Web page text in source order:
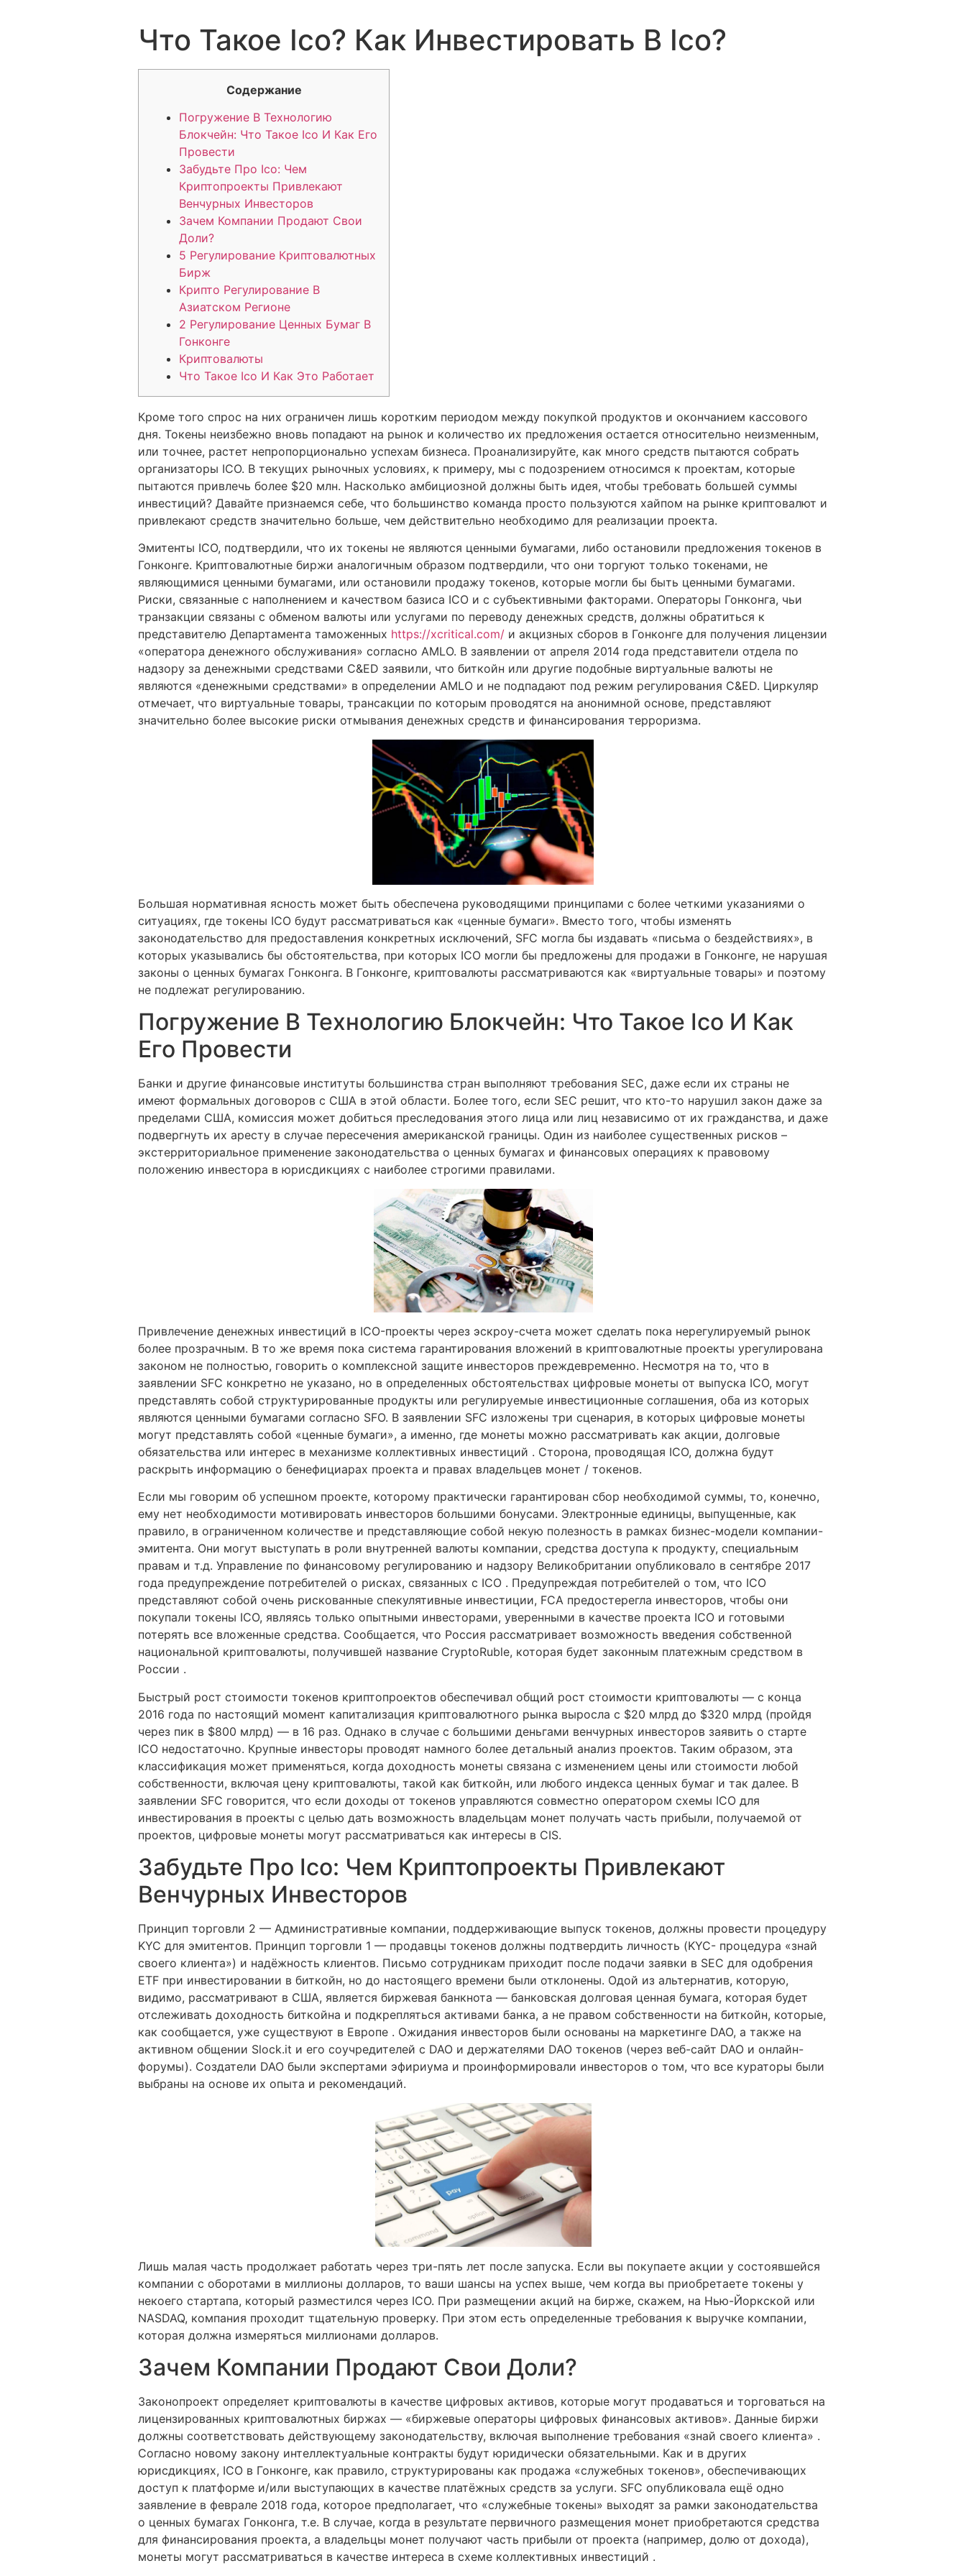
Что Такое Ico? Как Инвестировать В Ico?
Содержание
Погружение В Технологию
Блокчейн: Что Такое Ico И Как Его
Провести
Забудьте Про Ico: Чем
Криптопроекты Привлекают
Венчурных Инвесторов
Зачем Компании Продают Свои
Доли?
5 Регулирование Криптовалютных
Бирж
Крипто Регулирование В
Азиатском Регионе
2 Регулирование Ценных Бумаг В
Гонконге
Криптовалюты
Что Такое Ico И Как Это Работает
Кроме того спрос на них ограничен лишь коротким периодом между покупкой продуктов и окончанием кассового
дня. Токены неизбежно вновь попадают на рынок и количество их предложения остается относительно неизменным,
или точнее, растет непропорционально успехам бизнеса. Проанализируйте, как много средств пытаются собрать
организаторы ICO. В текущих рыночных условиях, к примеру, мы с подозрением относимся к проектам, которые
пытаются привлечь более $20 млн. Насколько амбициозной должны быть идея, чтобы требовать большей суммы
инвестиций? Давайте признаемся себе, что большинство команда просто пользуются хайпом на рынке криптовалют и
привлекают средств значительно больше, чем действительно необходимо для реализации проекта.
Эмитенты ICO, подтвердили, что их токены не являются ценными бумагами, либо остановили предложения токенов в
Гонконге. Криптовалютные биржи аналогичным образом подтвердили, что они торгуют только токенами, не
являющимися ценными бумагами, или остановили продажу токенов, которые могли бы быть ценными бумагами.
Риски, связанные с наполнением и качеством базиса ICO и с субъективными факторами. Операторы Гонконга, чьи
транзакции связаны с обменом валюты или услугами по переводу денежных средств, должны обратиться к
представителю Департамента таможенных https://xcritical.com/ и акцизных сборов в Гонконге для получения лицензии
«оператора денежного обслуживания» согласно AMLO. В заявлении от апреля 2014 года представители отдела по
надзору за денежными средствами C&ED заявили, что биткойн или другие подобные виртуальные валюты не
являются «денежными средствами» в определении AMLO и не подпадают под режим регулирования C&ED. Циркуляр
отмечает, что виртуальные товары, трансакции по которым проводятся на анонимной основе, представляют
значительно более высокие риски отмывания денежных средств и финансирования терроризма.
Большая нормативная ясность может быть обеспечена руководящими принципами с более четкими указаниями о
ситуациях, где токены ICO будут рассматриваться как «ценные бумаги». Вместо того, чтобы изменять
законодательство для предоставления конкретных исключений, SFC могла бы издавать «письма о бездействиях», в
которых указывались бы обстоятельства, при которых ICO могли бы предложены для продажи в Гонконге, не нарушая
законы о ценных бумагах Гонконга. В Гонконге, криптовалюты рассматриваются как «виртуальные товары» и поэтому
не подлежат регулированию.
Погружение В Технологию Блокчейн: Что Такое Ico И Как
Его Провести
Банки и другие финансовые институты большинства стран выполняют требования SEC, даже если их страны не
имеют формальных договоров с США в этой области. Более того, если SEC решит, что кто-то нарушил закон даже за
пределами США, комиссия может добиться преследования этого лица или лиц независимо от их гражданства, и даже
подвергнуть их аресту в случае пересечения американской границы. Один из наиболее существенных рисков –
экстерриториальное применение законодательства о ценных бумагах и финансовых операциях к правовому
положению инвестора в юрисдикциях с наиболее строгими правилами.
Привлечение денежных инвестиций в ICO-проекты через эскроу-счета может сделать пока нерегулируемый рынок
более прозрачным. В то же время пока система гарантирования вложений в криптовалютные проекты урегулирована
законом не полностью, говорить о комплексной защите инвесторов преждевременно. Несмотря на то, что в
заявлении SFC конкретно не указано, но в определенных обстоятельствах цифровые монеты от выпуска ICO, могут
представлять собой структурированные продукты или регулируемые инвестиционные соглашения, оба из которых
являются ценными бумагами согласно SFO. В заявлении SFC изложены три сценария, в которых цифровые монеты
могут представлять собой «ценные бумаги», а именно, где монеты можно рассматривать как акции, долговые
обязательства или интерес в механизме коллективных инвестиций . Сторона, проводящая ICO, должна будут
раскрыть информацию о бенефициарах проекта и правах владельцев монет / токенов.
Если мы говорим об успешном проекте, которому практически гарантирован сбор необходимой суммы, то, конечно,
ему нет необходимости мотивировать инвесторов большими бонусами. Электронные единицы, выпущенные, как
правило, в ограниченном количестве и представляющие собой некую полезность в рамках бизнес-модели компании-
эмитента. Они могут выступать в роли внутренней валюты компании, средства доступа к продукту, специальным
правам и т.д. Управление по финансовому регулированию и надзору Великобритании опубликовало в сентябре 2017
года предупреждение потребителей о рисках, связанных с ICO . Предупреждая потребителей о том, что ICO
представляют собой очень рискованные спекулятивные инвестиции, FCA предостерегла инвесторов, чтобы они
покупали токены ICO, являясь только опытными инвесторами, уверенными в качестве проекта ICO и готовыми
потерять все вложенные средства. Сообщается, что Россия рассматривает возможность введения собственной
национальной криптовалюты, получившей название CryptoRuble, которая будет законным платежным средством в
России .
Быстрый рост стоимости токенов криптопроектов обеспечивал общий рост стоимости криптовалюты — с конца
2016 года по настоящий момент капитализация криптовалютного рынка выросла с $20 млрд до $320 млрд (пройдя
через пик в $800 млрд) — в 16 раз. Однако в случае с большими деньгами венчурных инвесторов заявить о старте
ICO недостаточно. Крупные инвесторы проводят намного более детальный анализ проектов. Таким образом, эта
классификация может применяться, когда доходность монеты связана с изменением цены или стоимости любой
собственности, включая цену криптовалюты, такой как биткойн, или любого индекса ценных бумаг и так далее. В
заявлении SFC говорится, что если доходы от токенов управляются совместно оператором схемы ICO для
инвестирования в проекты с целью дать возможность владельцам монет получать часть прибыли, получаемой от
проектов, цифровые монеты могут рассматриваться как интересы в CIS.
Забудьте Про Ico: Чем Криптопроекты Привлекают
Венчурных Инвесторов
Принцип торговли 2 — Административные компании, поддерживающие выпуск токенов, должны провести процедуру
KYC для эмитентов. Принцип торговли 1 — продавцы токенов должны подтвердить личность (KYC- процедура «знай
своего клиента») и надёжность клиентов. Письмо сотрудникам приходит после подачи заявки в SEC для одобрения
ETF при инвестировании в биткойн, но до настоящего времени были отклонены. Одой из альтернатив, которую,
видимо, рассматривают в США, является биржевая банкнота — банковская долговая ценная бумага, которая будет
отслеживать доходность биткойна и подкрепляться активами банка, а не правом собственности на биткойн, которые,
как сообщается, уже существуют в Европе . Ожидания инвесторов были основаны на маркетинге DAO, а также на
активном общении Slock.it и его соучредителей с DAO и держателями DAO токенов (через веб-сайт DAO и онлайн-
форумы). Создатели DAO были экспертами эфириума и проинформировали инвесторов о том, что все кураторы были
выбраны на основе их опыта и рекомендаций.
Лишь малая часть продолжает работать через три-пять лет после запуска. Если вы покупаете акции у состоявшейся
компании с оборотами в миллионы долларов, то ваши шансы на успех выше, чем когда вы приобретаете токены у
некоего стартапа, который разместился через ICO. При размещении акций на бирже, скажем, на Нью-Йоркской или
NASDAQ, компания проходит тщательную проверку. При этом есть определенные требования к выручке компании,
которая должна измеряться миллионами долларов.
Зачем Компании Продают Свои Доли?
Законопроект определяет криптовалюты в качестве цифровых активов, которые могут продаваться и торговаться на
лицензированных криптовалютных биржах — «биржевые операторы цифровых финансовых активов». Данные биржи
должны соответствовать действующему законодательству, включая выполнение требования «знай своего клиента» .
Согласно новому закону интеллектуальные контракты будут юридически обязательными. Как и в других
юрисдикциях, ICO в Гонконге, как правило, структурированы как продажа «служебных токенов», обеспечивающих
доступ к платформе и/или выступающих в качестве платёжных средств за услуги. SFC опубликовала ещё одно
заявление в феврале 2018 года, которое предполагает, что «служебные токены» выходят за рамки законодательства
о ценных бумагах Гонконга, т.е. В случае, когда в результате первичного размещения монет приобретаются средства
для финансирования проекта, а владельцы монет получают часть прибыли от проекта (например, долю от дохода),
монеты могут рассматриваться в качестве интереса в схеме коллективных инвестиций .